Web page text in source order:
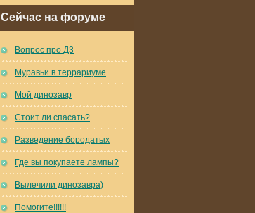
Сейчас на форуме
Вопрос про Д3
Муравьи в террариуме
Мой динозавр
Стоит ли спасать?
Разведение бородатых
Где вы покупаете лампы?
Вылечили динозавра)
Помогите!!!!!!